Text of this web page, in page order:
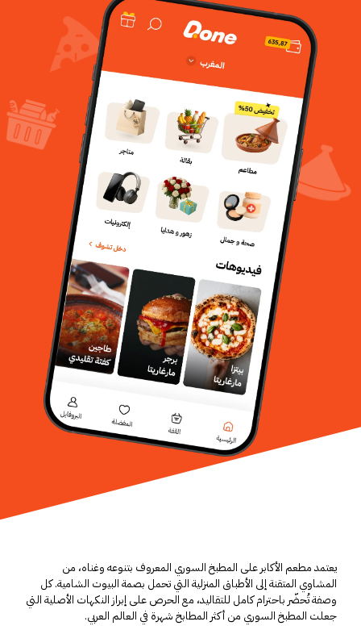
يعتمد مطعم الأكابر على المطبخ السوري المعروف بتنوعه وغناه، من
المشاوي المتقنة إلى الأطباق المنزلية التي تحمل بصمة البيوت الشامية. كل
وصفة تُحضّر باحترام كامل للتقاليد، مع الحرص على إبراز النكهات الأصلية التي
جعلت المطبخ السوري من أكثر المطابخ شهرة في العالم العربي.